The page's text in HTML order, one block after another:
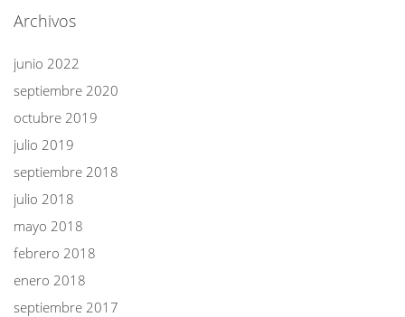
Archivos
junio 2022
septiembre 2020
octubre 2019
julio 2019
septiembre 2018
julio 2018
mayo 2018
febrero 2018
enero 2018
septiembre 2017